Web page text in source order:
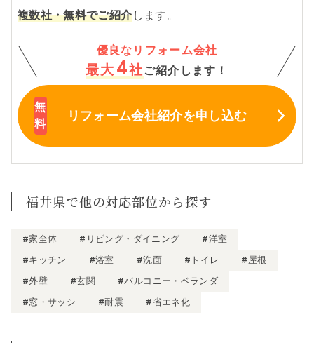
複数社・無料でご紹介します。
優良なリフォーム会社
最大 4社 ご紹介します！
リフォーム会社紹介を申し込む
福井県で他の対応部位から探す
#家全体 #リビング・ダイニング
#洋室
#キッチン
#浴室 #洗面 #トイレ
#屋根
#外壁
#玄関
#バルコニー・ベランダ
#窓・サッシ
#耐震 #省エネ化